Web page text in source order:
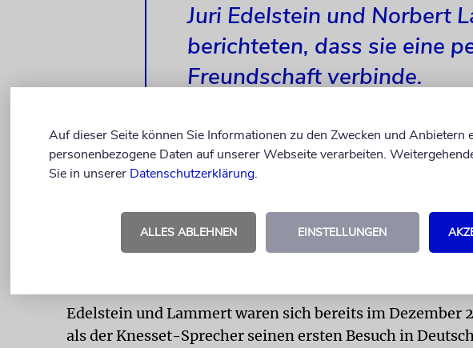
Juri Edelstein und Norbert
berichteten, dass sie eine
Freundschaft verbinde.
REFUSENIKJuli Edelstein, 1958 als Sohn von Holocaust-
geboren, stammt aus der ehemaligen Sowjetunion. Dort
Refusenik drei Jahre in einem Arbeitslager verbringen,
Israel ausreisen durfte. Seite 2013 ist Edelstein Knesset-
war der Likud-Politiker unter anderem Minister für
Edelstein und Lammert waren sich bereits im Dezember
als der Knesset-Sprecher seinen ersten Besuch in
Auf dieser Seite können Sie Informationen zu den Zwecken und Anbietern
personenbezogene Daten auf unserer Webseite verarbeiten.
Sie in unserer Datenschutzerklärung.
ALLES ABLEHNEN EINSTELLUNGEN